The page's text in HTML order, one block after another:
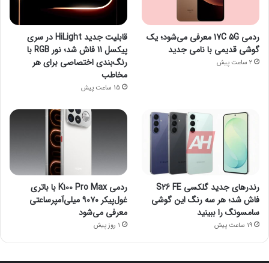
ردمی 17C 5G معرفی می‌شود؛ یک
گوشی قدیمی با نامی جدید
2 ساعت پیش
قابلیت جدید HiLight در سری
پیکسل 11 فاش شد؛ نور RGB با
رنگ‌بندی اختصاصی برای هر
مخاطب
15 ساعت پیش
رندرهای جدید گلکسی S26 FE
فاش شد؛ هر سه رنگ این گوشی
سامسونگ را ببینید
19 ساعت پیش
ردمی K100 Pro Max با باتری
غول‌پیکر ۹۰۷۰ میلی‌آمپرساعتی
معرفی می‌شود
1 روز پیش